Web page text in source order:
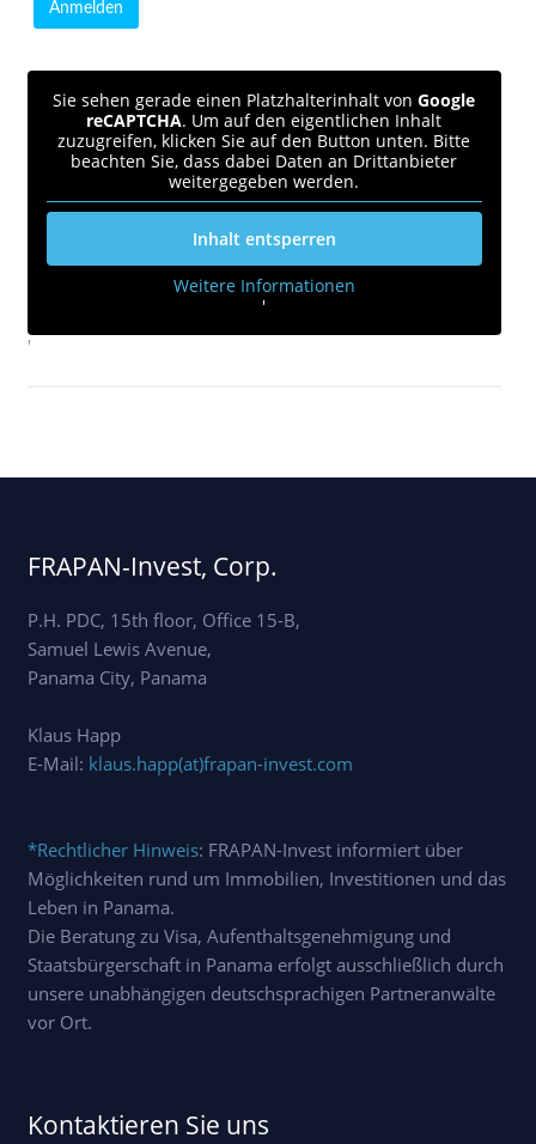
Sie sehen gerade einen Platzhalterinhalt vonGoogle
reCAPTCHA. Um auf den eigentlichen Inhalt
zuzugreifen, klicken Sie auf den Button unten. Bitte
beachten Sie, dass dabei Daten an Drittanbieter
weitergegeben werden.
Inhalt entsperren
Weitere Informationen
'
'
FRAPAN-Invest, Corp.
P.H. PDC, 15th floor, Office 15-B,
Samuel Lewis Avenue,
Panama City, Panama
Klaus Happ
E-Mail: klaus.happ(at)frapan-invest.com
*Rechtlicher Hinweis: FRAPAN-Invest informiert über
Möglichkeiten rund um Immobilien, Investitionen und das
Leben in Panama.
Die Beratung zu Visa, Aufenthaltsgenehmigung und
Staatsbürgerschaft in Panama erfolgt ausschließlich durch
unsere unabhängigen deutschsprachigen Partneranwälte
vor Ort.
Kontaktieren Sie uns